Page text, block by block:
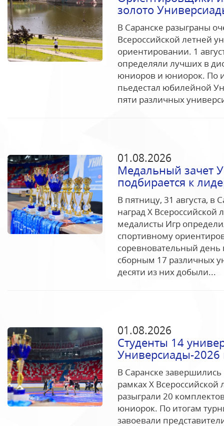
золото
В Саранске разыграны
Всероссийской летней
ориентировании. 1
определяли лучших в
юниоров и юниорок. По
пьедестал юбилейной
пяти различных
01.08.2026
Медальный зачет
подбирается к
В пятницу, 31 августа, в
наград Х
медалисты Игр
спортивному
соревновательный
сборным 17 различных
десяти из них добыли...
01.08.2026
Студенты 14
Универсиады-
В Саранске
рамках Х
разыграли 20
юниорок. По итогам
завоевали